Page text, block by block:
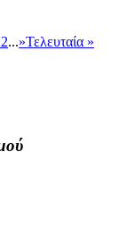
...»Τελευταία »